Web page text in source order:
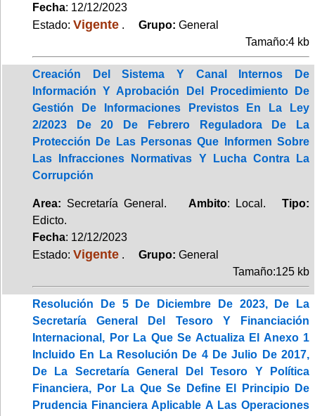
Fecha: 12/12/2023
Estado: Vigente . Grupo: General
Tamaño:4 kb
Creación Del Sistema Y Canal Internos De
Información Y Aprobación Del Procedimiento De
Gestión De Informaciones Previstos En La Ley
2/2023 De 20 De Febrero Reguladora De La
Protección De Las Personas Que Informen Sobre
Las Infracciones Normativas Y Lucha Contra La
Corrupción
Area: Secretaría General. Ambito: Local.Tipo:
Edicto.
Fecha: 12/12/2023
Estado: Vigente . Grupo: General
Tamaño:125 kb
Resolución De 5 De Diciembre De 2023, De La
Secretaría General Del Tesoro Y Financiación
Internacional, Por La Que Se Actualiza El Anexo 1
Incluido En La Resolución De 4 De Julio De 2017,
De La Secretaría General Del Tesoro Y Política
Financiera, Por La Que Se Define El Principio De
Prudencia Financiera Aplicable A Las Operaciones